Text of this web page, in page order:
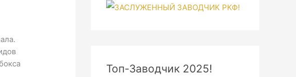
Топ-Заводчик 2025!